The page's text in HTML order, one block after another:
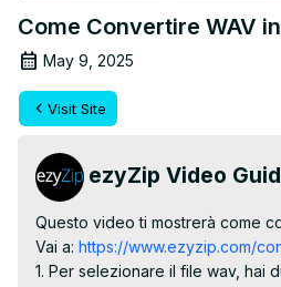
Come Convertire WAV
May 9, 2025
Visit Site
ezyZip Video
Questo video ti mostrerà come
Vai a: https://www.ezyzip.com/
1. Per selezionare il file wav, hai